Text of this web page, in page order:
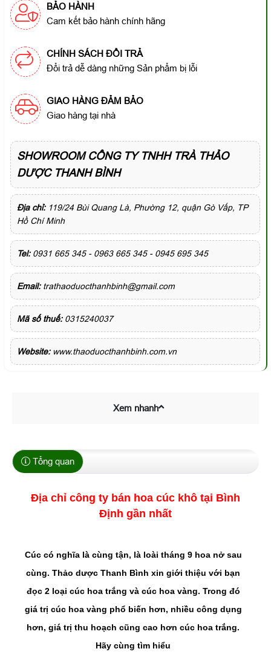
BẢO HÀNH
Cam kết bảo hành chính hãng
CHÍNH SÁCH ĐỔI TRẢ
Đổi trả dễ dàng những Sản phẩm bị lỗi
GIAO HÀNG ĐẢM BẢO
Giao hàng tại nhà
SHOWROOM CÔNG TY TNHH TRÀ THẢO
DƯỢC THANH BÌNH
Địa chỉ: 119/24 Bùi Quang Là, Phường 12, quận Gò Vấp, TP
Hồ Chí Minh
Tel:0931 665 345 - 0963 665 345 - 0945 695 345
Email:trathaoduocthanhbinh@gmail.com
Mã số thuế: 0315240037
Website:www.thaoduocthanhbinh.com.vn
Xem nhanh
Tổng quan
Địa chỉ công ty bán hoa cúc khô tại Bình
Định gần nhất
Cúc có nghĩa là cùng tận, là loài tháng 9 hoa nở sau
cùng. Thảo dược Thanh Bình xin giới thiệu với bạn
đọc 2 loại cúc hoa trắng và cúc hoa vàng. Trong đó
giá trị cúc hoa vàng phổ biến hơn, nhiều công dụng
hơn, giá trị thu hoạch cũng cao hơn cúc hoa trắng.
Hãy cùng tìm hiểu